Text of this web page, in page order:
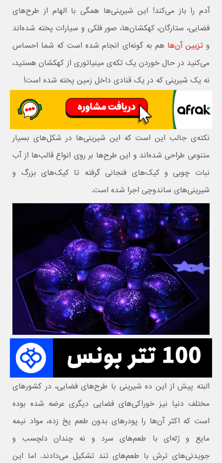
آدم را باز می‌کند! این شیرینی‌ها همگی با الهام از طرح‌های
فضایی، ستارگان، کهکشان‌ها، صور فلکی و سیارات پخته شده‌اند
وتزیین آن‌ها هم به گونه‌ای انجام شده است که شما احساس
می‌کنید در حال خوردن یک تکه‌ی مینیاتوری از کهکشان هستید،
نه یک شیرینی که در یک قنادی داخل زمین پخته شده است!
نکته‌ی جالب این است که این شیرینی‌ها در شکل‌های بسیار
متنوعی طراحی شده‌اند و این طرح‌ها بر روی انواع قالب‌ها از آب
نبات چوبی و کیک‌های فنجانی گرفته تا کیک‌های بزرگ و
شیرینی‌های ساندوچی اجرا شده است.
البته پیش از این ده شیرینی با طرح‌های فضایی، در کشورهای
مختلف دنیا نیز خوراکی‌های فضایی دیگری عرضه شده بوده
است که اکثر آن‌ها را پودرهای بدون طعم یخ زده، مواد نیمه
مایع و ژله‌ای با طعم‌های سرد و نه چندان دلچسب و
جویدنی‌های ترش با طعم‌های تند تشکیل می‌دادند. اما این